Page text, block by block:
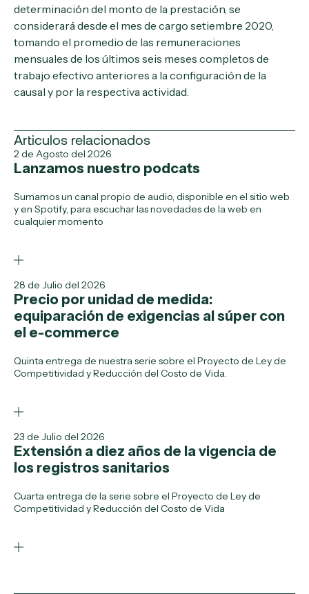
determinación del monto de la prestación, se
considerará desde el mes de cargo setiembre 2020,
tomando el promedio de las remuneraciones
mensuales de los últimos seis meses completos de
trabajo efectivo anteriores a la configuración de la
causal y por la respectiva actividad.
Articulos relacionados
2 de Agosto del 2026
Lanzamos nuestro podcats
Sumamos un canal propio de audio, disponible en el sitio web
y en Spotify, para escuchar las novedades de la web en
cualquier momento
28 de Julio del 2026
Precio por unidad de medida:
equiparación de exigencias al súper con
el e-commerce
Quinta entrega de nuestra serie sobre el Proyecto de Ley de
Competitividad y Reducción del Costo de Vida.
23 de Julio del 2026
Extensión a diez años de la vigencia de
los registros sanitarios
Cuarta entrega de la serie sobre el Proyecto de Ley de
Competitividad y Reducción del Costo de Vida